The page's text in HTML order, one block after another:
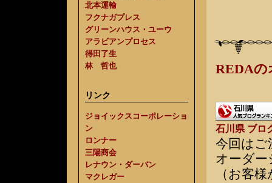
北本運輸
フクナガプレス
グリーンハウス・ユーウ
アラビアンプロセス
得田了生
林 哲也
リンク
ジョイックスコーポレーショ
ン
ロンナー
三陽商会
レナウン・ダーバン
マクレガー
REDAの
石川県 ブロ
今回はご
オーダ
（お客